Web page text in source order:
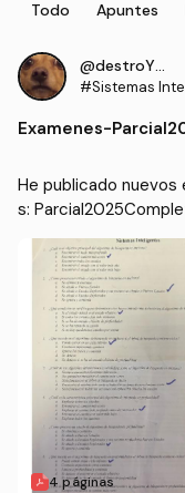
Todo Apuntes
@destroYer10
#Sistemas
Examenes-
He publicado
s:
4 páginas